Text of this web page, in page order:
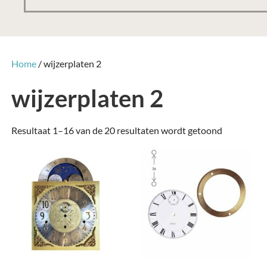
Home/ wijzerplaten 2
wijzerplaten 2
Resultaat 1–16 van de 20 resultaten wordt getoond